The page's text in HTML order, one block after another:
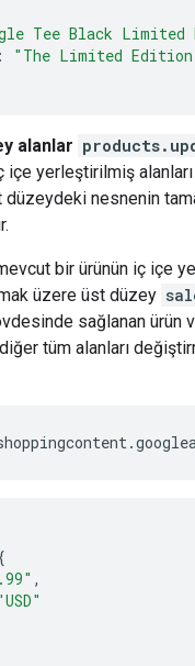
Tee Black
:
"The Limited
alanlar
içe yerleştirilmiş
nesnenin
bir ürünün iç içe
üzere üst düzey
sağlanan ürün
tüm alanları
,